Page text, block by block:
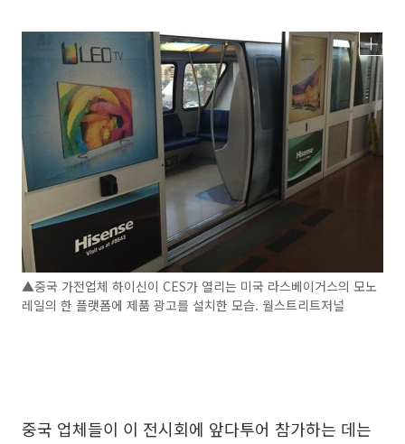
▲중국 가전업체 하이신이 CES가 열리는 미국 라스베이거스의 모노
레일의 한 플랫폼에 제품 광고를 설치한 모습. 월스트리트저널
중국 업체들이 이 전시회에 앞다투어 참가하는 데는